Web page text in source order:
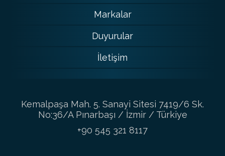
Markalar
Duyurular
İletişim
Kemalpaşa Mah. 5. Sanayi Sitesi 7419/6 Sk.
No:36/A Pınarbaşı / İzmir / Türkiye
+90 545 321 8117